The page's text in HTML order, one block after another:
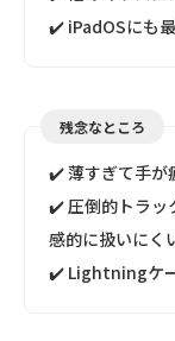
✔️ iPadOSにも
残念なところ
✔️ 薄すぎて手が
✔️ 圧倒的トラッ
感的に扱いにく
✔️ Lightningケ